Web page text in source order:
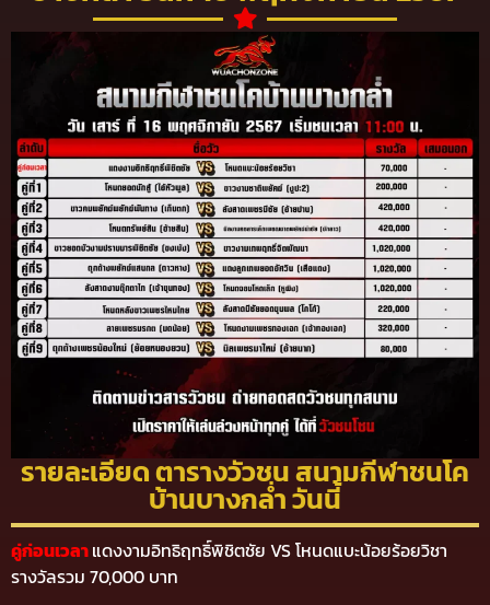
รายละเอียด ตารางวัวชน สนามกีฬาชนโค
บ้านบางกล่ำ วันนี้
คู่ก่อนเวลาแดงงามอิทธิฤทธิ์พิชิตชัย VS โหนดแบะน้อยร้อยวิชา
รางวัลรวม 70,000 บาท